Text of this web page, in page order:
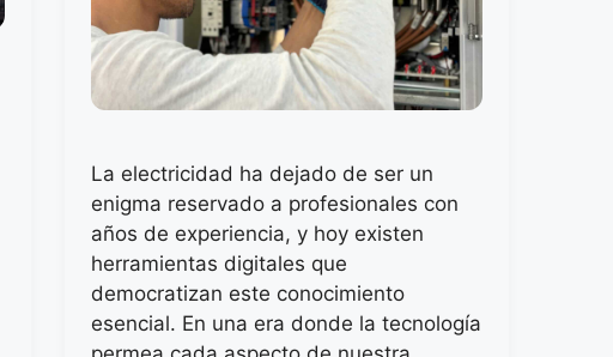
La electricidad ha dejado de ser un
enigma reservado a profesionales con
años de experiencia, y hoy existen
herramientas digitales que
democratizan este conocimiento
esencial. En una era donde la tecnología